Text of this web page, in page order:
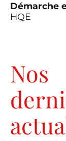
Démarche
HQE
Nos